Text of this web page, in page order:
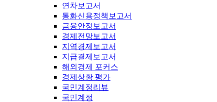
연차보고서
통화신용정책보고서
금융안정보고서
경제전망보고서
지역경제보고서
지급결제보고서
해외경제 포커스
경제상황 평가
국민계정리뷰
국민계정